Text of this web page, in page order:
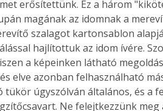
erősítettünk. Ez a három
magának az idomnak a
szalagot kartonsablon
hajlítottuk az idom ívére.
a képeinken látható
elve azonban felhasználható
tükör úgyszólván általános, és a
Ne felejtkezzünk